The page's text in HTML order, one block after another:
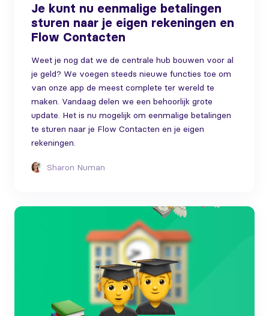
Je kunt nu eenmalige betalingen
sturen naar je eigen rekeningen en
Flow Contacten
Weet je nog dat we de centrale hub bouwen voor al
je geld? We voegen steeds nieuwe functies toe om
van onze app de meest complete ter wereld te
maken. Vandaag delen we een behoorlijk grote
update. Het is nu mogelijk om eenmalige betalingen
te sturen naar je Flow Contacten en je eigen
rekeningen.
Sharon Numan